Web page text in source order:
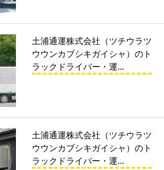
土浦通運株式会社（ツチウラツ
ウウンカブシキガイシャ）のト
ラックドライバー・運…
土浦通運株式会社（ツチウラツ
ウウンカブシキガイシャ）のト
ラックドライバー・運…